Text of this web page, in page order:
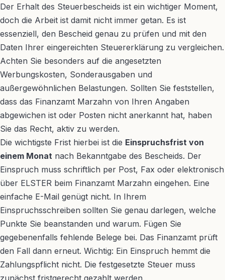
Der Erhalt des Steuerbescheids ist ein wichtiger Moment,
doch die Arbeit ist damit nicht immer getan. Es ist
essenziell, den Bescheid genau zu prüfen und mit den
Daten Ihrer eingereichten Steuererklärung zu vergleichen.
Achten Sie besonders auf die angesetzten
Werbungskosten, Sonderausgaben und
außergewöhnlichen Belastungen. Sollten Sie feststellen,
dass das Finanzamt Marzahn von Ihren Angaben
abgewichen ist oder Posten nicht anerkannt hat, haben
Sie das Recht, aktiv zu werden.
Die wichtigste Frist hierbei ist die Einspruchsfrist von
einem Monat nach Bekanntgabe des Bescheids. Der
Einspruch muss schriftlich per Post, Fax oder elektronisch
über ELSTER beim Finanzamt Marzahn eingehen. Eine
einfache E-Mail genügt nicht. In Ihrem
Einspruchsschreiben sollten Sie genau darlegen, welche
Punkte Sie beanstanden und warum. Fügen Sie
gegebenenfalls fehlende Belege bei. Das Finanzamt prüft
den Fall dann erneut. Wichtig: Ein Einspruch hemmt die
Zahlungspflicht nicht. Die festgesetzte Steuer muss
zunächst fristgerecht gezahlt werden.